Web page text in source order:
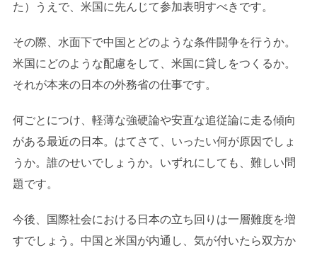
た）うえで、米国に先んじて参加表明すべきです。
その際、水面下で中国とどのような条件闘争を行うか。
米国にどのような配慮をして、米国に貸しをつくるか。
それが本来の日本の外務省の仕事です。
何ごとにつけ、軽薄な強硬論や安直な追従論に走る傾向
がある最近の日本。はてさて、いったい何が原因でしょ
うか。誰のせいでしょうか。いずれにしても、難しい問
題です。
今後、国際社会における日本の立ち回りは一層難度を増
すでしょう。中国と米国が内通し、気が付いたら双方か